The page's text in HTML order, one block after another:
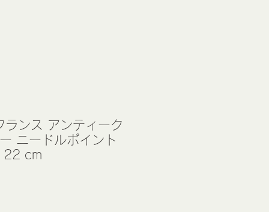
ンス アンティーク
ニードルポイント
22 cm